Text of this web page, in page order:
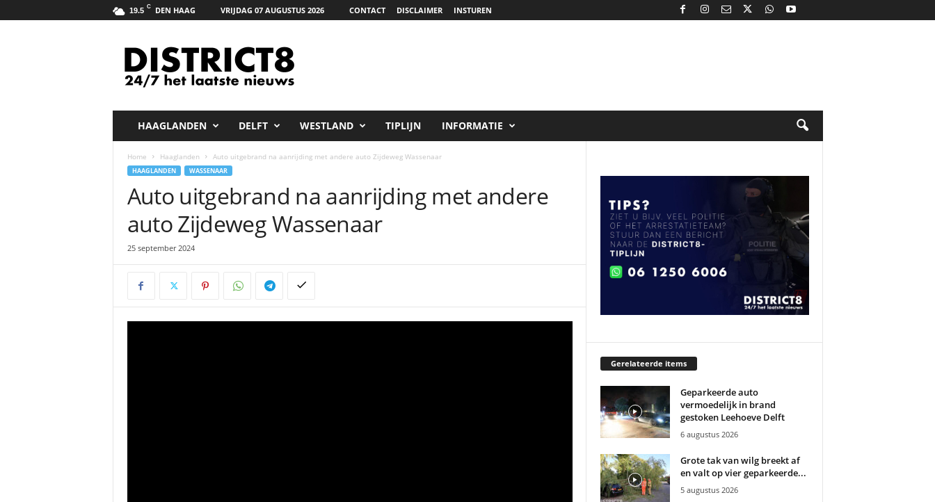
19.5 C DEN HAAG VRIJDAG 07 AUGUSTUS 2026 CONTACT DISCLAIMER INSTUREN
HAAGLANDEN DELFT WESTLAND TIPLIJN INFORMATIE
Home Haaglanden Auto uitgebrand na aanrijding met andere auto Zijdeweg Wassenaar
HAAGLANDEN WASSENAAR
Auto uitgebrand na aanrijding met andere
auto Zijdeweg Wassenaar
25 september 2024
Gerelateerde items
Geparkeerde auto
vermoedelijk in brand
gestoken Leehoeve Delft
6 augustus 2026
Grote tak van wilg breekt af
en valt op vier geparkeerde...
5 augustus 2026